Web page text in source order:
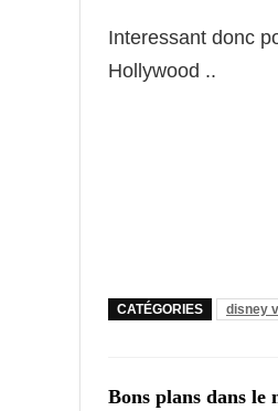
Interessant donc
Hollywood ..
CATÉGORIES disney
Bons plans dans le